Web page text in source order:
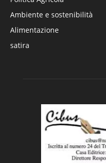
Ambiente e sostenibilità
Alimentazione
satira